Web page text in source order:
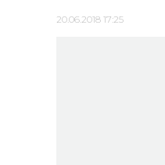
20.06.2018 17:25